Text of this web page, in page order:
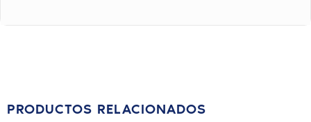
PRODUCTOS RELACIONADOS